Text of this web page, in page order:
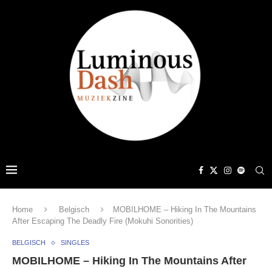
Home Belgisch
MOBILHOME – Hiking In The Mountains
After Escaping The Deadly Fire (Mokuhi Sonorities)
BELGISCH SINGLES
MOBILHOME – Hiking In The Mountains After